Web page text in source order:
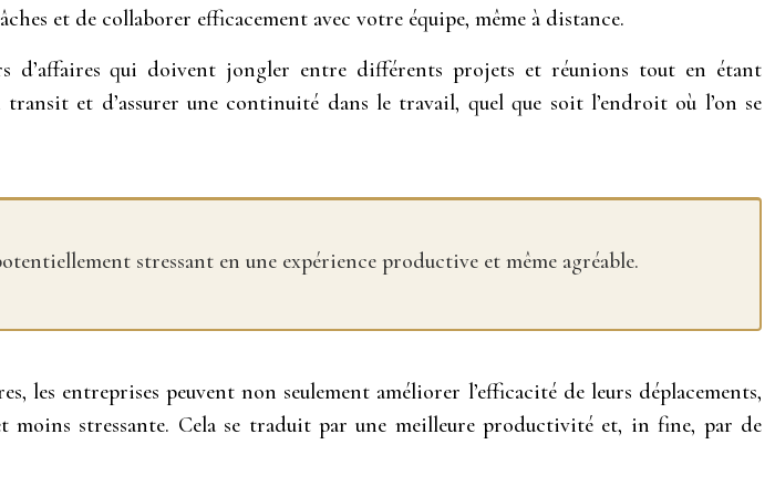
et de collaborer efficacement avec votre équipe, même à distance.
d’affaires qui doivent jongler entre différents projets et réunions tout en étant
et d’assurer une continuité dans le travail, quel que soit l’endroit où l’on se
stressant en une expérience productive et même agréable.
les entreprises peuvent non seulement améliorer l’efficacité de leurs déplacements,
moins stressante. Cela se traduit par une meilleure productivité et, in fine, par de